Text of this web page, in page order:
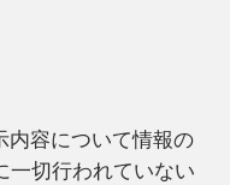
内容について情報の
一切行われていない